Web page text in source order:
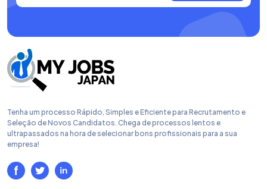
Tenha um processo Rápido, Simples e Eficiente para Recrutamento e
Seleção de Novos Candidatos. Chega de processos lentos e
ultrapassados na hora de selecionar bons profissionais para a sua
empresa!